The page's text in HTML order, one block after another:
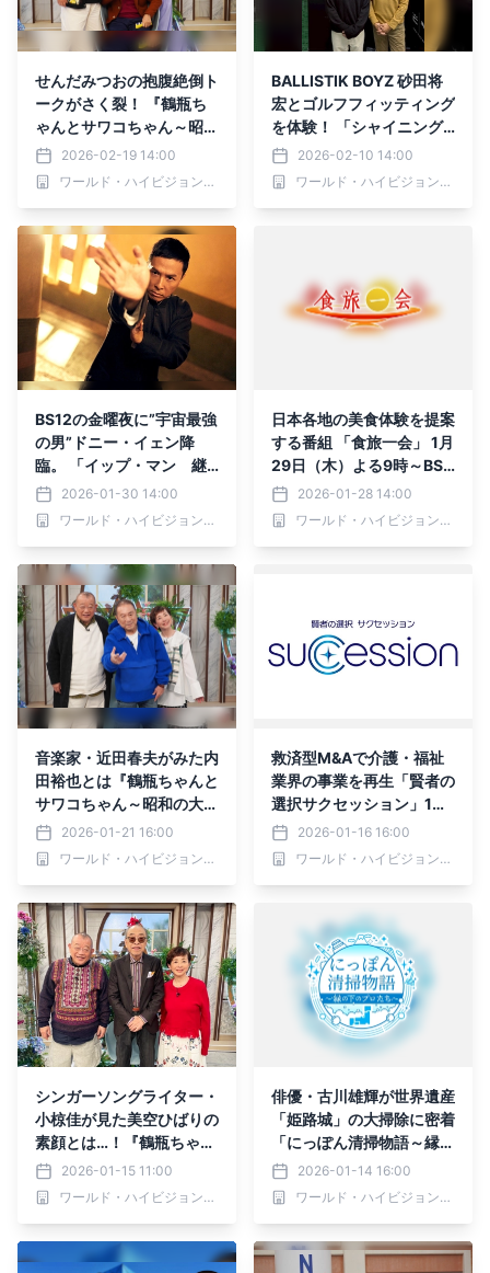
せんだみつおの抱腹絶倒ト
ークがさく裂！ 『鶴瓶ち
ゃんとサワコちゃん～昭和
の大先輩とおかしな２人
～』 第60回ゲスト：せん
だみつお 2月23日（月）
エルビで放送
2026-02-19 14:00
ワールド・ハイビジョン・チャンネル株式会社
BALLISTIK BOYZ 砂田将
宏とゴルフフィッティング
を体験！ 「シャイニング
タイム-週末 大人の趣味時
間-」 2月12日（木）夕方
6時30分～ BS12 トゥエル
2026-02-10 14:00
ワールド・ハイビジョン・チャンネル株式会社
BS12の金曜夜に”宇宙最強
の男”ドニー・イェン降
臨。 「イップ・マン 継
承」他、3週連続放送！ B
S12 トゥエルビで全国無料
放送
2026-01-30 14:00
ワールド・ハイビジョン・チャンネル株式会社
日本各地の美食体験を提案
する番組 「食旅一会」 1月
29日（木）よる9時～BS1
2 トゥエルビで全国無料放
送
2026-01-28 14:00
ワールド・ハイビジョン・チャンネル株式会社
音楽家・近田春夫がみた内
田裕也とは『鶴瓶ちゃんと
サワコちゃん～昭和の大先
輩とおかしな２人～』第5
9回ゲスト：近田春夫 1
月26日（月）よる9時00
送
2026-01-21 16:00
ワールド・ハイビジョン・チャンネル株式会社
救済型M&Aで介護・福祉
業界の事業を再生「賢者の
選択サクセッション」1月1
7日（土）あさ6時30分～
BS12 トゥエルビで放送
2026-01-16 16:00
ワールド・ハイビジョン・チャンネル株式会社
シンガーソングライター・
小椋佳が見た美空ひばりの
素顔とは…！『鶴瓶ちゃん
とサワコちゃん～昭和の大
先輩とおかしな２人～』第
58回ゲスト：小椋佳 1月1
BS12 トゥエルビで放送
2026-01-15 11:00
ワールド・ハイビジョン・チャンネル株式会社
俳優・古川雄輝が世界遺産
「姫路城」の大掃除に密着
「にっぽん清掃物語～縁の
下のプロたち～」1月15日
（木）よる8時～ BS12 ト
ゥエルビで全国無料放送
2026-01-14 16:00
ワールド・ハイビジョン・チャンネル株式会社